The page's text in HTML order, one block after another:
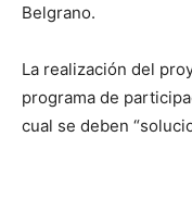
Belgrano.
La realización del
programa de
cual se deben